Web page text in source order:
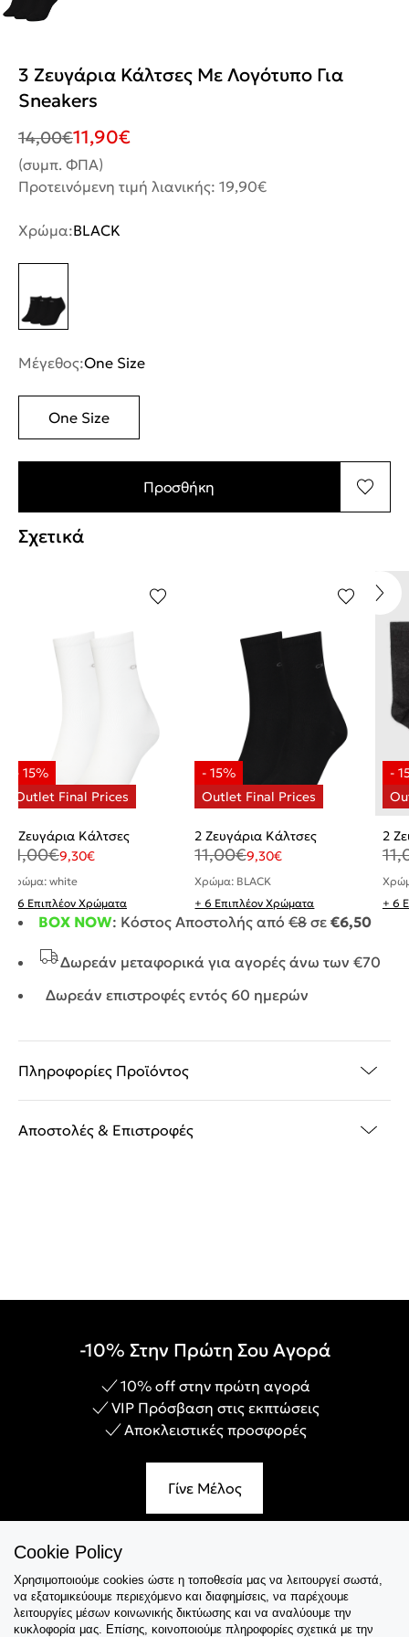
3 Ζευγάρια Κάλτσες Με Λογότυπο Για
Sneakers
14,00€11,90€
(συμπ. ΦΠΑ)
Προτεινόμενη τιμή λιανικής: 19,90€
Χρώμα:BLACK
Μέγεθος:One Size
One Size
Προσθήκη
Σχετικά
2 Ζευγάρια Κάλτσες
11,00€9,30€
Χρώμα: white
+ 6 Επιπλέον Χρώματα
2 Ζευγάρια Κάλτσες
11,00€9,30€
Χρώμα: BLACK
+ 6 Επιπλέον Χρώματα
2
+ 6
BOX NOW: Κόστος Αποστολής από €8 σε €6,50
Δωρεάν μεταφορικά για αγορές άνω των €70
Δωρεάν επιστροφές εντός 60 ημερών
Πληροφορίες Προϊόντος
Αποστολές & Επιστροφές
-10% Στην Πρώτη Σου Αγορά
10% off στην πρώτη αγορά
VIP Πρόσβαση στις εκπτώσεις
Αποκλειστικές προσφορές
Γίνε Μέλος
Εξυπηρέτηση
Collections
Cookie Policy
Χρησιμοποιούμε cookies ώστε η τοποθεσία μας να λειτουργεί σωστά,
να εξατομικεύουμε περιεχόμενο και διαφημίσεις, να παρέχουμε
λειτουργίες μέσων κοινωνικής δικτύωσης και να αναλύουμε την
κυκλοφορία μας. Επίσης, κοινοποιούμε πληροφορίες σχετικά με την